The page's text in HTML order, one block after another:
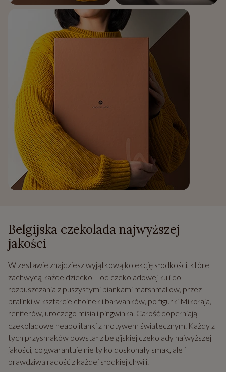
Belgijska czekolada najwyższej
jakości
W zestawie znajdziesz wyjątkową kolekcję słodkości, które
zachwycą każde dziecko – od czekoladowej kuli do
rozpuszczania z puszystymi piankami marshmallow, przez
pralinki w kształcie choinek i bałwanków, po figurki Mikołaja,
reniferów, uroczego misia i pingwinka. Całość dopełniają
czekoladowe neapolitanki z motywem świątecznym. Każdy z
tych przysmaków powstał z belgijskiej czekolady najwyższej
jakości, co gwarantuje nie tylko doskonały smak, ale i
prawdziwą radość z każdej słodkiej chwili.